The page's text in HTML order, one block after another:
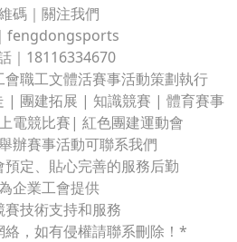
碼｜關注我們
fengdongsports
｜18116334670
職工文體活賽事活動策劃執行
| 團建拓展 | 知識競賽 | 體育賽事
電競比賽| 紅色團建運動會
辦賽事活動可聯系我們
定、貼心完善的服務后勤
企業工會提供
賽技術支持和服務
，如有侵權請聯系刪除！*